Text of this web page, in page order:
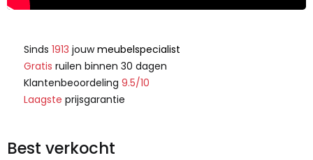
Sinds 1913 jouwmeubelspecialist
Gratis ruilen binnen 30 dagen
Klantenbeoordeling 9.5/10
Laagste prijsgarantie
Best verkocht